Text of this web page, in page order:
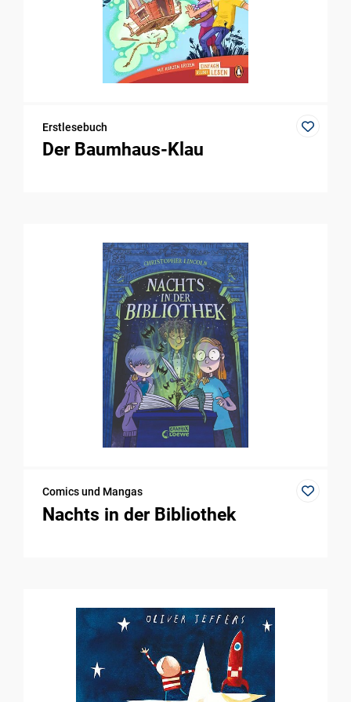
Erstlesebuch
Der Baumhaus-Klau
Comics und Mangas
Nachts in der Bibliothek